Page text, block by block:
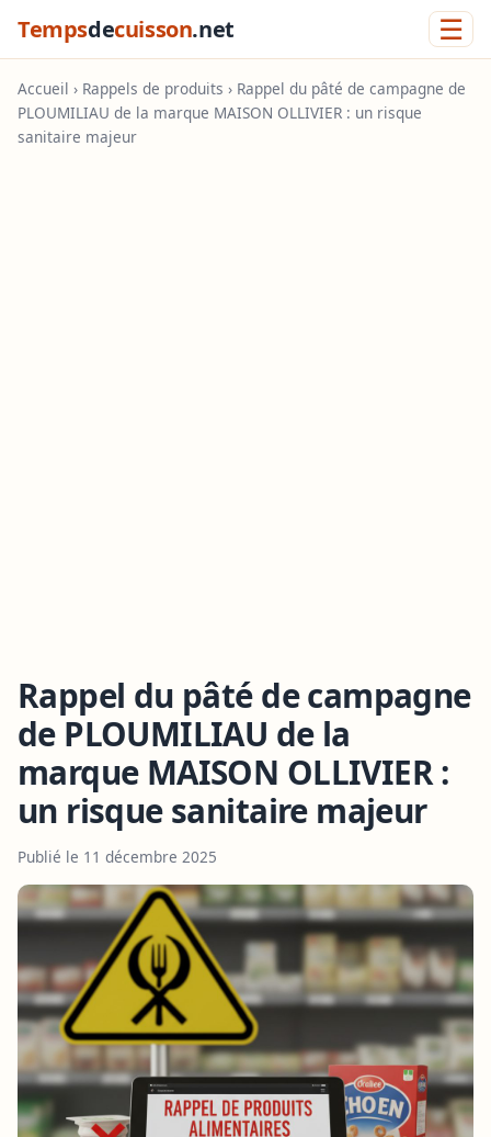
Tempsdecuisson.net ☰
Accueil › Rappels de produits › Rappel du pâté de campagne de
PLOUMILIAU de la marque MAISON OLLIVIER : un risque
sanitaire majeur
Rappel du pâté de campagne
de PLOUMILIAU de la
marque MAISON OLLIVIER :
un risque sanitaire majeur
Publié le 11 décembre 2025